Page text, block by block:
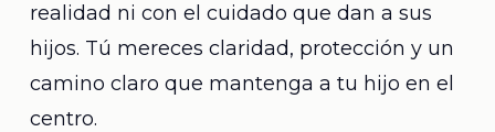
realidad ni con el cuidado que dan a sus
hijos. Tú mereces claridad, protección y un
camino claro que mantenga a tu hijo en el
centro.